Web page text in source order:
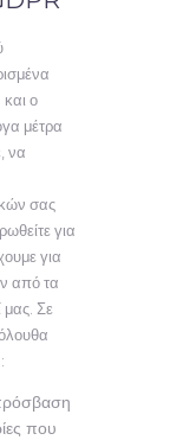
ο
μέτρα
να
σας
για
για
από τα
μας. Σε
που